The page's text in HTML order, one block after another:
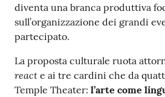
s
s
u
o
l
o
diventa una branca produttiva
sull’organizzazione dei grandi
partecipato.
La proposta culturale ruota
react e ai tre cardini che da
Temple Theater: l’arte come